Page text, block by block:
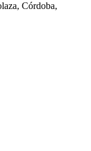
Córdoba,